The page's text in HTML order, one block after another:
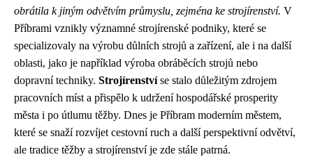
obrátila k jiným odvětvím průmyslu, zejména ke strojírenství. V
Příbrami vznikly významné strojírenské podniky, které se
specializovaly na výrobu důlních strojů a zařízení, ale i na další
oblasti, jako je například výroba obráběcích strojů nebo
dopravní techniky. Strojírenstvíse stalo důležitým zdrojem
pracovních míst a přispělo k udržení hospodářské prosperity
města i po útlumu těžby. Dnes je Příbram moderním městem,
které se snaží rozvíjet cestovní ruch a další perspektivní odvětví,
ale tradice těžby a strojírenství je zde stále patrná.